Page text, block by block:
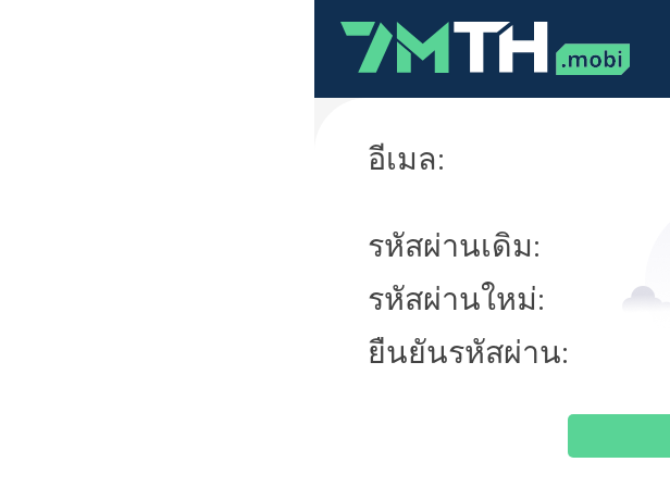
อีเมล:
รหัสผ่านเดิม:
รหัสผ่านใหม่:
ยืนยันรหัสผ่าน: